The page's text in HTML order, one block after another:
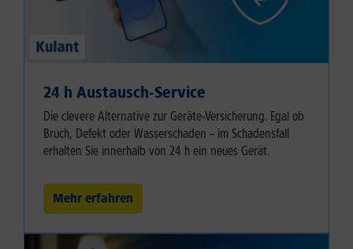
24 h Austausch-Service
Die clevere Alternative zur Geräte-Versicherung. Egal ob
Bruch, Defekt oder Wasserschaden – im Schadensfall
erhalten Sie innerhalb von 24 h ein neues Gerät.
Mehr erfahren